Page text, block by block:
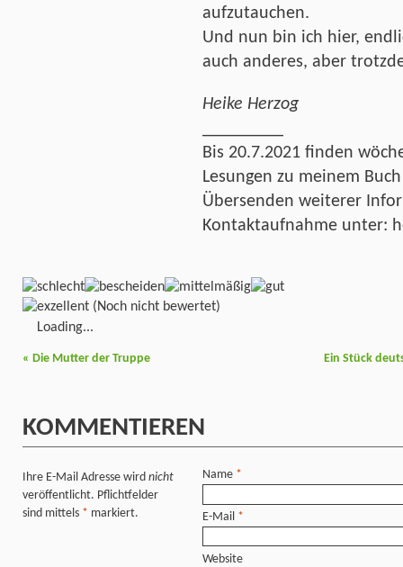
aufzutauchen.
Und nun bin ich hier,
auch anderes, aber
Heike Herzog
Bis 20.7.2021 finden
Lesungen zu meinem
Übersenden weiterer
Kontaktaufnahme unter:
(Noch nicht bewertet)
Loading...
« Die Mutter der Truppe Ein Stück
KOMMENTIEREN
Ihre E-Mail Adresse wird nicht
veröffentlicht. Pflichtfelder
sind mittels * markiert.
Name *
E-Mail *
Website